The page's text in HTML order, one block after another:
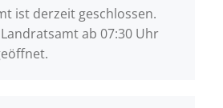
ist derzeit geschlossen.
ab 07:30 Uhr